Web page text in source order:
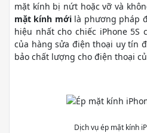
mặt kính bị nứt hoặc vỡ và
mặt kính mớilà phương pháp
hiệu nhất cho chiếc iPhone 5S
của hàng sửa điện thoại uy tín
bảo chất lượng cho điện thoại
Dịch vụ ép mặt kính